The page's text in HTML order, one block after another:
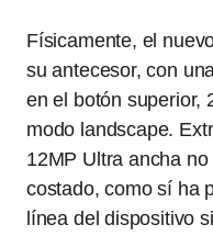
Físicamente, el
su antecesor, con
en el botón superior,
modo landscape.
12MP Ultra ancha
costado, como sí ha
línea del dispositivo